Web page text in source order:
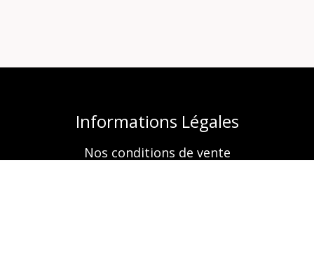
Informations Légales
Nos conditions de vente